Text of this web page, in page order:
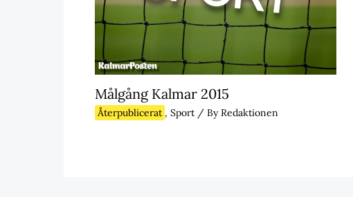
Målgång Kalmar 2015
Återpublicerat , Sport / ByRedaktionen